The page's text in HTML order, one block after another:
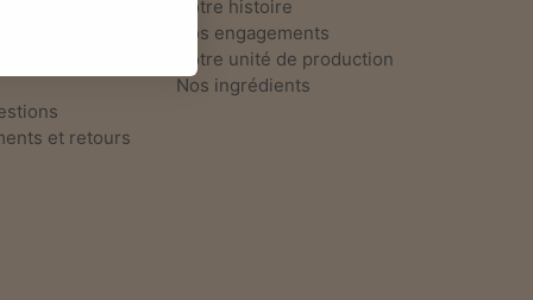
et retours
Notre histoire
Nos engagements
Notre unité de production
Nos ingrédients